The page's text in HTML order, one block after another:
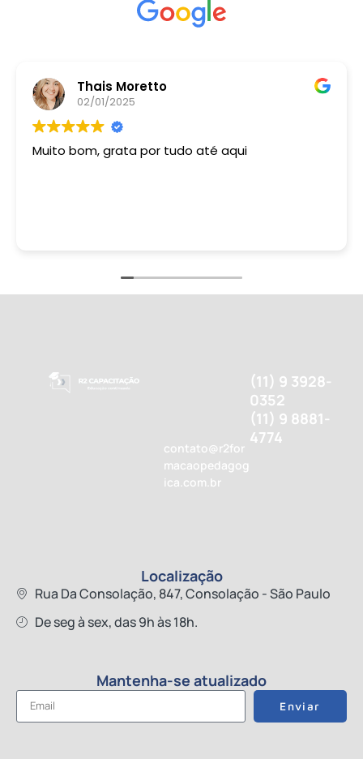
Thais Moretto
02/01/2025
Muito bom, grata por tudo até aqui
contato@r2for
macaopedagog
ica.com.br
(11) 9 3928-
0352
(11) 9 8881-
4774
Localização
Rua Da Consolação, 847, Consolação - São Paulo
De seg à sex, das 9h às 18h.
Mantenha-se atualizado
Enviar